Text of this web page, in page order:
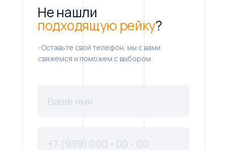
Не нашли
подходящую рейку?
-Оставьте свой телефон, мы с вами
свяжемся и поможем с выбором